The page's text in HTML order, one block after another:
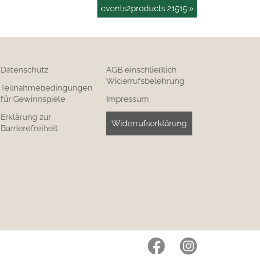
events2products 21515 »
Datenschutz
Teilnahmebedingungen
für Gewinnspiele
Erklärung zur
Barrierefreiheit
AGB einschließlich
Widerrufsbelehrung
Impressum
Widerrufserklärung